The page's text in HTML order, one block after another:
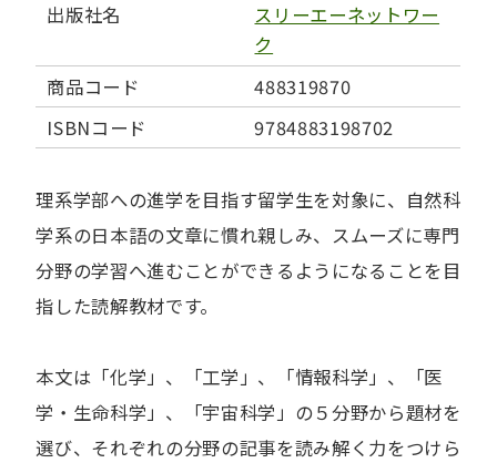
出版社名
スリーエーネットワー
ク
商品コード
488319870
ISBNコード
9784883198702
理系学部への進学を目指す留学生を対象に、自然科
学系の日本語の文章に慣れ親しみ、スムーズに専門
分野の学習へ進むことができるようになることを目
指した読解教材です。
本文は「化学」、「工学」、「情報科学」、「医
学・生命科学」、「宇宙科学」の５分野から題材を
選び、それぞれの分野の記事を読み解く力をつけら